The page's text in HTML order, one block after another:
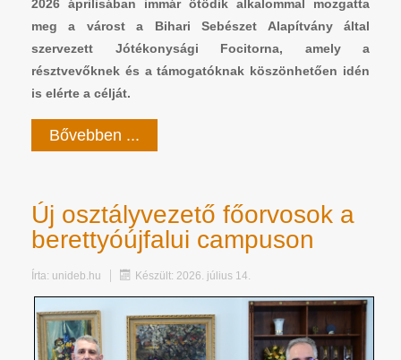
2026 áprilisában immár ötödik alkalommal mozgatta
meg a várost a Bihari Sebészet Alapítvány által
szervezett Jótékonysági Focitorna, amely a
résztvevőknek és a támogatóknak köszönhetően idén
is elérte a célját.
Bővebben ...
Új osztályvezető főorvosok a
berettyóújfalui campuson
Írta: unideb.hu Készült: 2026. július 14.